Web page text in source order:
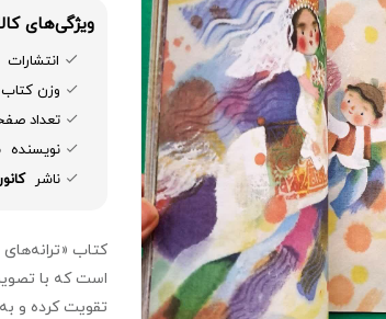
ویژگی‌های
انتشارات
وزن کتاب
تعداد
نویسنده
ناشر
کتاب
است که با
تقویت کرده و